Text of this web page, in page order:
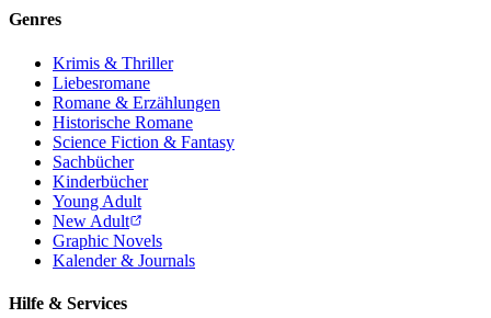
Genres
Krimis & Thriller
Liebesromane
Romane & Erzählungen
Historische Romane
Science Fiction & Fantasy
Sachbücher
Kinderbücher
Young Adult
New Adult
Graphic Novels
Kalender & Journals
Hilfe & Services